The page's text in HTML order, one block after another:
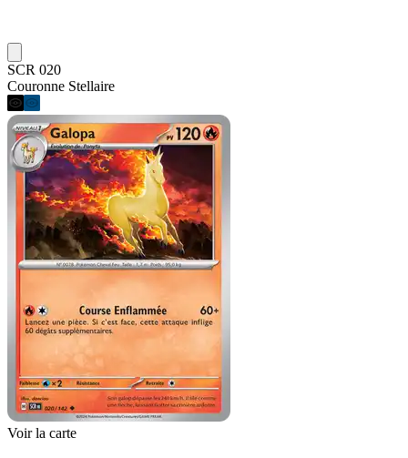
SCR 020
Couronne Stellaire
Voir la carte